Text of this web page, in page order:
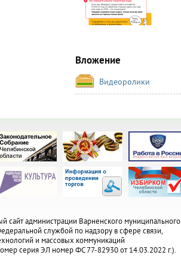
Вложение
Видеоролики
сайт администрации Варненского муниципального
службой по надзору в сфере связи,
и массовых коммуникаций
серия ЭЛ номер ФС 77-82930 от 14.03.2022 г.).